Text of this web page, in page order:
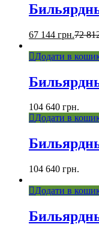
67 144 грн.72
Додати в
104 640 грн.
Додати в
104 640 грн.
Додати в